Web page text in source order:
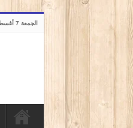
الجمعة 7 أغسطس 2026